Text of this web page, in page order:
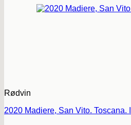
Rødvin
2020 Madiere, San Vito. Toscana.